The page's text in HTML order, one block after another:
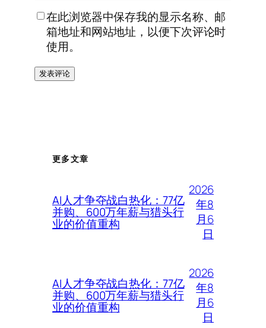
在此浏览器中保存我的显示名称、邮
箱地址和网站地址，以便下次评论时
使用。
更多文章
AI人才争夺战白热化：77亿
并购、600万年薪与猎头行
业的价值重构
2026
年8
月6
日
AI人才争夺战白热化：77亿
并购、600万年薪与猎头行
业的价值重构
2026
年8
月6
日